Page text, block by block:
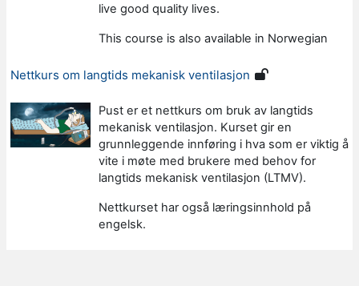
live good quality lives.
This course is also available in Norwegian
Nettkurs om langtids mekanisk ventilasjon
Pust er et nettkurs om bruk av langtids
mekanisk ventilasjon. Kurset gir en
grunnleggende innføring i hva som er viktig å
vite i møte med brukere med behov for
langtids mekanisk ventilasjon (LTMV).
Nettkurset har også læringsinnhold på
engelsk.